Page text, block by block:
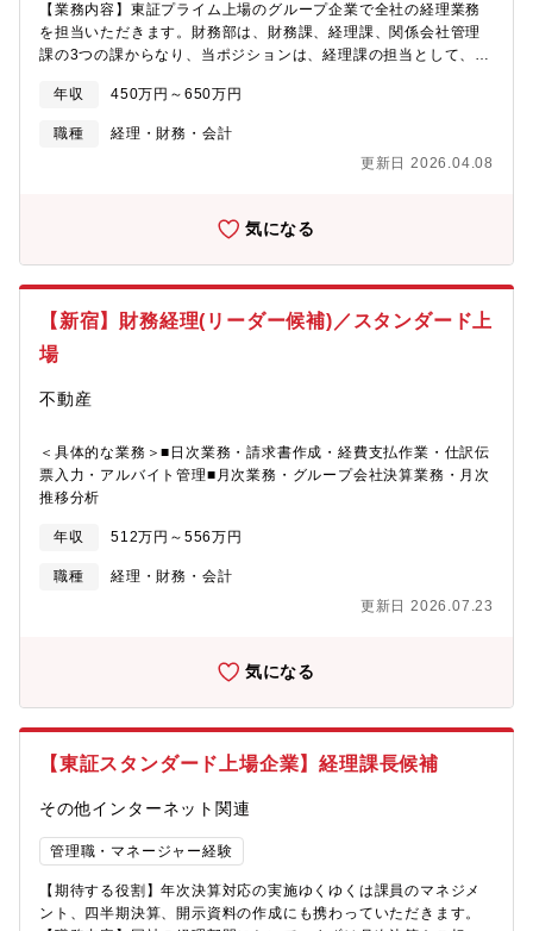
ネスニーズと税務要件のバランスを取りながら、実務的な判断・
助言を行います。・今までとは異なる対応が求められる場合や社
内に税務コンプライアンスを浸透させるためのセミナー開催も考
本の税務業務体制を構築・改善します。・データ抽出及び加工等
の補助業務については業務委託を活用しながら、自ら効率化を提
ローバルディレクターはシンガポールを拠点としていますが、日
間近で触れることができます。■0から構築できる環境：既存のル
ールや慣習に縛られず、日本の税務業務体制を自らの手で設計・
構築できる環境です。【入社後のキャリア】入社後は、日本法人
における税務業務の中核メンバーとして、税務業務の運営および
業務基盤の整備・高度化を推進していただきます。その後は、日
本税務のPrimary Contactとして、経理・財務部門やグローバル
Taxチームと連携しながら、日本全体の税務マネジメントをリード
ム：シニアマネージャー1名(日本在住・日本人）・本ポジション1
の実務を主担当として自律的に推進することが求められます。・
グローバル：日本チーム2名、アジア1名（シンガポール）、アメ
リカ1名、ヨーロッパ2名の構成です。【募集背景】退職補充によ
八王子本社にて勤務いただきます。■残業：10～20h程度【同社に
業を承継し、2022年4月に新たに設立しました。 ■急速にグロー
バル化を進めており、変化を楽しみながら従事されている方が多
おり、大手企業同等の待遇制度が整っています。＜製品の魅力＞■
主力製品の顕微鏡はシェア約6割を誇る安定感に加え、昨今の健康
医療分野（IPS細胞やAI活用での臨床研究等）に関心が高まってい
【業務内容】東証プライム上場のグループ企業で全社の経理業務
を担当いただきます。財務部は、財務課、経理課、関係会社管理
課の3つの課からなり、当ポジションは、経理課の担当として、経
算、本決算（単体・連結）■親会社へのレポーティングパッケージ
作成■監査法人対応 ■税務申告及び税務調査対応■伝票および帳
票、決算に付随する資料の作成※管理部門は財務部、人事部、総
務部で構成。経理の業務に専念でき、スキルアップに繋げられる
る発展のために体制強化を行っております。経営の中核となる経
名（財務課：6名/経理課：4名/関係会社管理課：2名）※経理課へ
（月給47.6万円 各種手当含む＋賞与）■担当課長：644万円（月
給41.4万円 各種手当含む＋賞与）■係長：583万円（月給38.7万
年収 450万円～650万円
職種
経理・財務・会計
更新日 2026.04.08
気になる
【新宿】財務経理(リーダー候補)／スタンダード上
場
不動産
＜具体的な業務＞■日次業務・請求書作成・経費支払作業・仕訳伝
票入力・アルバイト管理■月次業務・グループ会社決算業務・月次
推移分析
年収 512万円～556万円
職種
経理・財務・会計
更新日 2026.07.23
気になる
【東証スタンダード上場企業】経理課長候補
その他インターネット関連
管理職・マネージャー経験
【期待する役割】年次決算対応の実施ゆくゆくは課員のマネジメ
ント、四半期決算、開示資料の作成にも携わっていただきます。